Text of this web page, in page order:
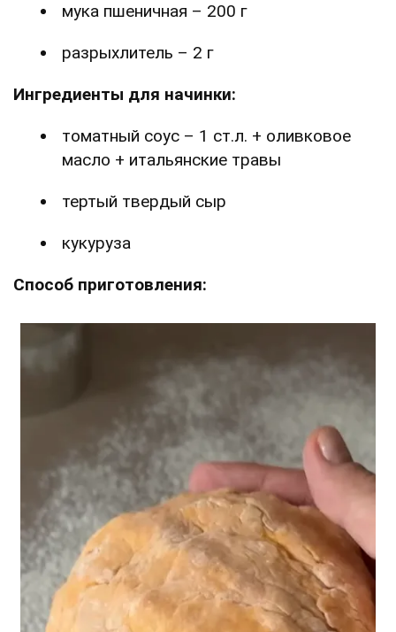
мука пшеничная – 200 г
разрыхлитель – 2 г
Ингредиенты для начинки:
томатный соус – 1 ст.л. + оливковое
масло + итальянские травы
тертый твердый сыр
кукуруза
Способ приготовления: